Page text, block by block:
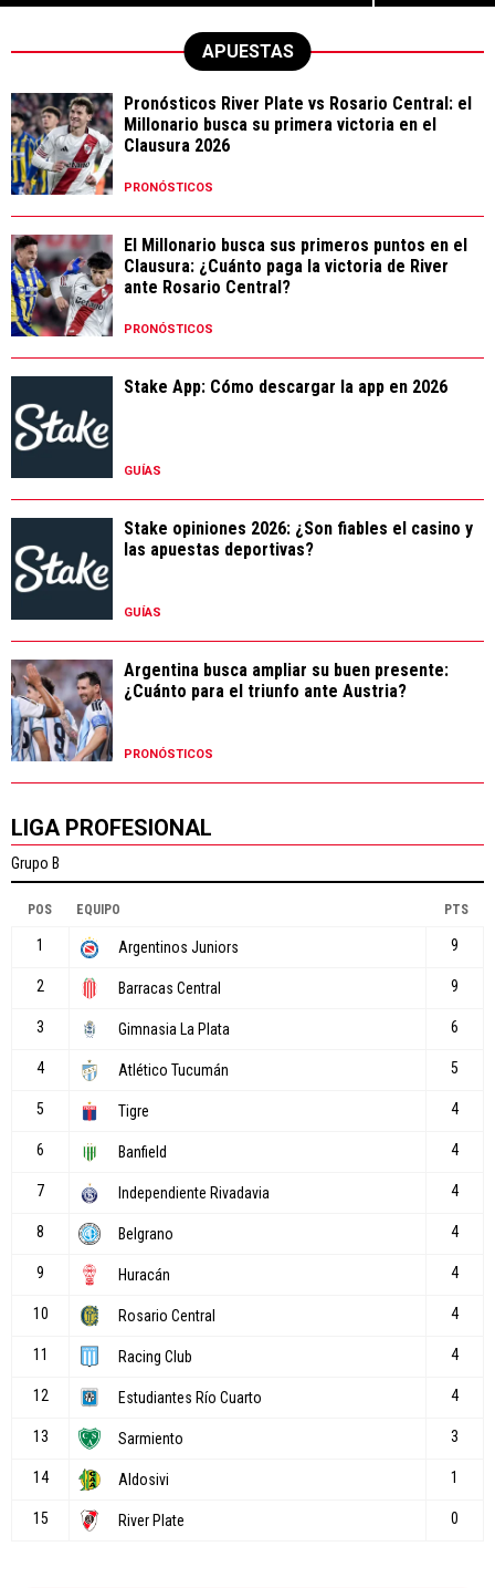
APUESTAS
Pronósticos River Plate vs Rosario Central: el
Millonario busca su primera victoria en el
Clausura 2026
PRONÓSTICOS
El Millonario busca sus primeros puntos en el
Clausura: ¿Cuánto paga la victoria de River
ante Rosario Central?
PRONÓSTICOS
Stake App: Cómo descargar la app en 2026
GUÍAS
Stake opiniones 2026: ¿Son fiables el casino y
las apuestas deportivas?
GUÍAS
Argentina busca ampliar su buen presente:
¿Cuánto para el triunfo ante Austria?
PRONÓSTICOS
LIGA PROFESIONAL